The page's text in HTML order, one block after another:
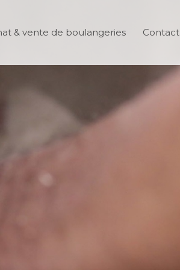
& vente de boulangeries Contact